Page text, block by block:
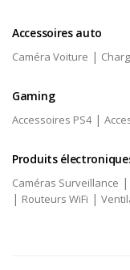
Accessoires auto
Caméra Voiture |
Gaming
Accessoires PS4|
Produits
Caméras Surveillance |
| Routeurs WiFi |